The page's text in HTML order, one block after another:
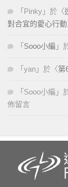
「 Pinky 」於〈
對合宜的愛心行動
「 Sooo小編 」
「 yan 」於〈第
「 Sooo小編 」
佈留言